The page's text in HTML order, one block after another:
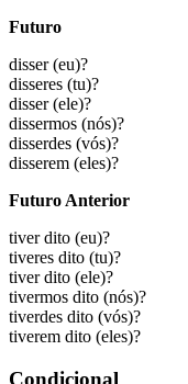
Futuro
disser(eu)?
disseres (tu)?
disser(ele)?
dissermos (nós)?
disserdes (vós)?
disserem (eles)?
Futuro Anterior
tiver dito (eu)?
tiveres dito (tu)?
tiver dito (ele)?
tivermos dito (nós)?
tiverdes dito (vós)?
tiverem dito (eles)?
Condicional